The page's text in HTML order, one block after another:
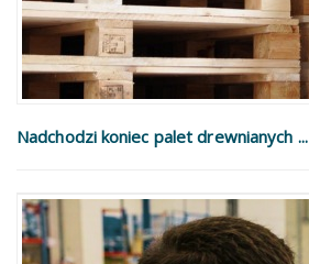
Nadchodzi koniec palet drewnianych ...